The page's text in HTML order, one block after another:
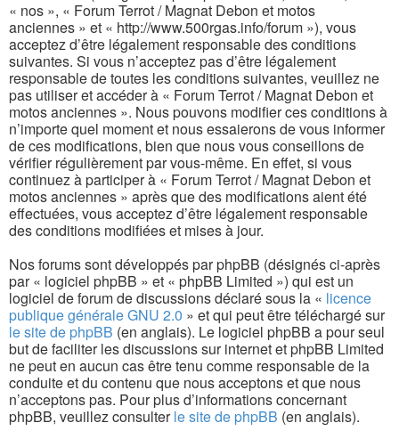
« nos », « Forum Terrot / Magnat Debon et motos
anciennes » et « http://www.500rgas.info/forum »), vous
acceptez d’être légalement responsable des conditions
suivantes. Si vous n’acceptez pas d’être légalement
responsable de toutes les conditions suivantes, veuillez ne
pas utiliser et accéder à « Forum Terrot / Magnat Debon et
motos anciennes ». Nous pouvons modifier ces conditions à
n’importe quel moment et nous essaierons de vous informer
de ces modifications, bien que nous vous conseillons de
vérifier régulièrement par vous-même. En effet, si vous
continuez à participer à « Forum Terrot / Magnat Debon et
motos anciennes » après que des modifications aient été
effectuées, vous acceptez d’être légalement responsable
des conditions modifiées et mises à jour.
Nos forums sont développés par phpBB (désignés ci-après
par « logiciel phpBB » et « phpBB Limited ») qui est un
logiciel de forum de discussions déclaré sous la « licence
publique générale GNU 2.0 » et qui peut être téléchargé sur
le site de phpBB (en anglais). Le logiciel phpBB a pour seul
but de faciliter les discussions sur internet et phpBB Limited
ne peut en aucun cas être tenu comme responsable de la
conduite et du contenu que nous acceptons et que nous
n’acceptons pas. Pour plus d’informations concernant
phpBB, veuillez consulterle site de phpBB (en anglais).